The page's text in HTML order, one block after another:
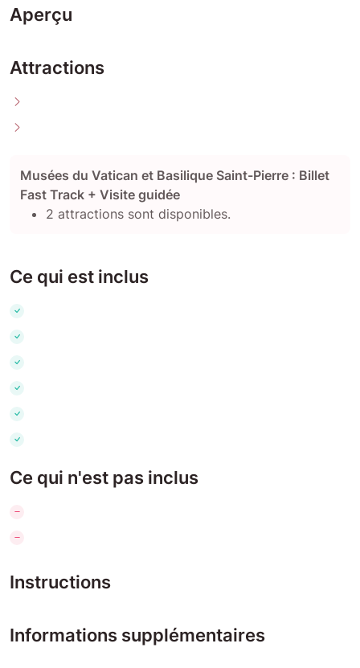
Aperçu
Attractions
Musées du Vatican et Basilique Saint-Pierre : Billet
Fast Track + Visite guidée
2 attractions sont disponibles.
Ce qui est inclus
Ce qui n'est pas inclus
Instructions
Informations supplémentaires